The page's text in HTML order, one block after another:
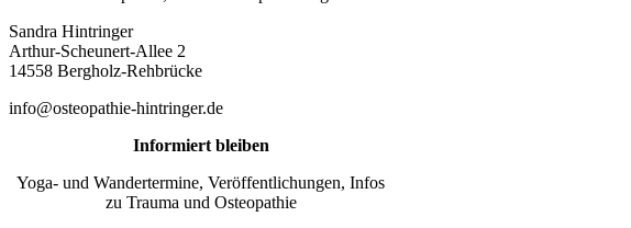
Sandra Hintringer
Arthur-Scheunert-Allee 2
14558 Bergholz-Rehbrücke
info@osteopathie-hintringer.de
Informiert bleiben
Yoga- und Wandertermine, Veröffentlichungen, Infos
zu Trauma und Osteopathie